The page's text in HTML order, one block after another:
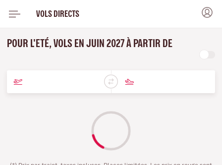
VOLS DIRECTS
POUR L'ETÉ, VOLS EN JUIN 2027 À PARTIR DE